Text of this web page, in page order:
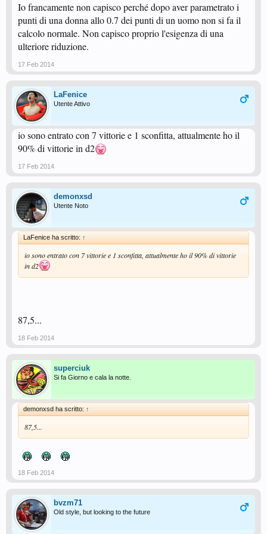
Io francamente non capisco perché dopo aver parametrato i
punti di una donna allo 0.7 dei punti di un uomo non si fa il
calcolo normale. Non capisco proprio l'esigenza di una
ulteriore riduzione.
17 Feb 2014
LaFenice
Utente Attivo
io sono entrato con 7 vittorie e 1 sconfitta, attualmente ho il
90% di vittorie in d2
17 Feb 2014
demonxsd
Utente Noto
LaFenice ha scritto: ↑
io sono entrato con 7 vittorie e 1 sconfitta, attualmente ho il 90% di vittorie
in d2
87,5...
18 Feb 2014
superciuk
Si fa Giorno e cala la notte.
demonxsd ha scritto: ↑
87,5...
18 Feb 2014
bvzm71
Old style, but looking to the future